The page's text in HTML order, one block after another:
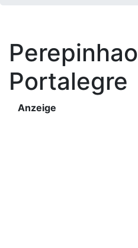
Perepinhao
Portalegre
Anzeige